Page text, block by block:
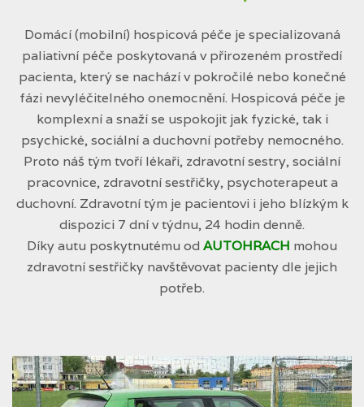
Domácí (mobilní) hospicová péče je specializovaná
paliativní péče poskytovaná v přirozeném prostředí
pacienta, který se nachází v pokročilé nebo konečné
fázi nevyléčitelného onemocnění. Hospicová péče je
komplexní a snaží se uspokojit jak fyzické, tak i
psychické, sociální a duchovní potřeby nemocného.
Proto náš tým tvoří lékaři, zdravotní sestry, sociální
pracovnice, zdravotní sestřičky, psychoterapeut a
duchovní. Zdravotní tým je pacientovi i jeho blízkým k
dispozici 7 dní v týdnu, 24 hodin denně.
Díky autu poskytnutému od AUTOHRACH mohou
zdravotní sestřičky navštěvovat pacienty dle jejich
potřeb.